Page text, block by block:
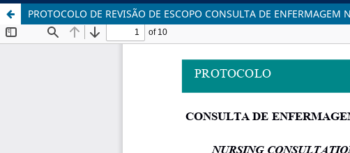
PROTOCOLO DE REVISÃO DE ESCOPO CONSULTA DE